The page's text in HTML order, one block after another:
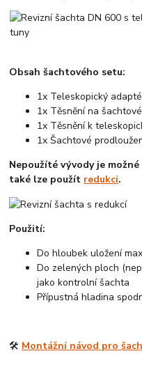
Obsah šachtového setu:
1x Teleskopický
1x Těsnění na
1x Těsnění k
1x Šachtové
Nepoužíté vývody je
také lze použít redukci.
Použití:
Do hloubek uložení
Do zelených ploch
jako kontrolní šachta
Přípustná hladina
🛠️ Montážní návod pro